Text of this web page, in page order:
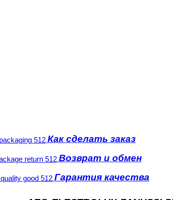
Как сделать заказ
Возврат и обмен
Гарантия качества